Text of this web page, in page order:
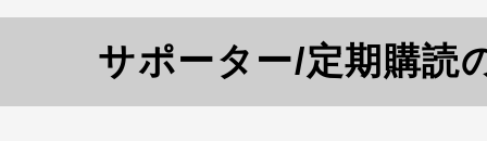
サポーター/定期購読